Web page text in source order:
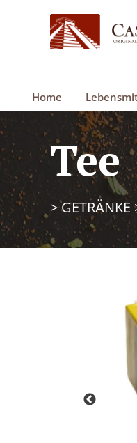
Home
Tee
>GETRÄNKE